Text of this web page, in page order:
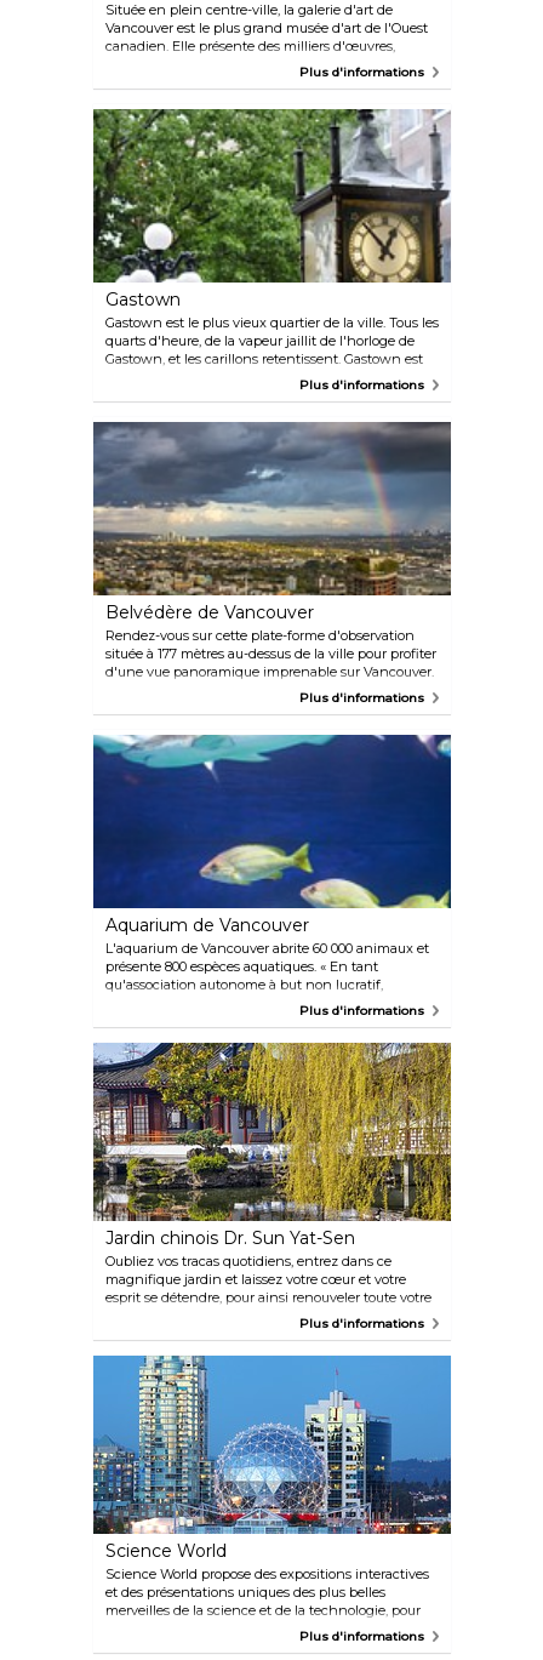
Située en plein centre-ville, la galerie d'art de
Vancouver est le plus grand musée d'art de l'Ouest
canadien. Elle présente des milliers d'œuvres,
provenant à la fois de grands noms de l'histoire et
expositions, tandis que le Gallery Store propose de
merveilleux souvenirs et idées de cadeaux.
Plus d'informations
Gastown
Gastown est le plus vieux quartier de la ville. Tous les
quarts d'heure, de la vapeur jaillit de l'horloge de
Gastown, et les carillons retentissent. Gastown est
un mélange éclectique de boutiques de mode
restaurants et de discothèques. Gastown accueille
également de nombreux événements et festivals
annuels, tels que le Vancouver International Jazz
Festival et la course cycliste internationale du Global
Relay Gastown Grand Prix.
Plus d'informations
Belvédère de Vancouver
Rendez-vous sur cette plate-forme d'observation
située à 177 mètres au-dessus de la ville pour profiter
d'une vue panoramique imprenable sur Vancouver.
Le trajet en ascenseur pour atteindre ces hauteurs
Plus d'informations
Aquarium de Vancouver
L'aquarium de Vancouver abrite 60 000 animaux et
présente 800 espèces aquatiques. « En tant
qu'association autonome à but non lucratif,
l'aquarium se consacre à la conservation de la vie
l'interprétation, de la pédagogie, de la recherche et
de l'action directe. »
Plus d'informations
Jardin chinois Dr. Sun Yat-Sen
Oubliez vos tracas quotidiens, entrez dans ce
magnifique jardin et laissez votre cœur et votre
esprit se détendre, pour ainsi renouveler toute votre
énergie. Voyagez dans le temps : c'est bien la Chine
« fenêtre sur un autre monde », nommée « meilleur
jardin urbain du monde » par National Geographic.
Plus d'informations
Science World
Science World propose des expositions interactives
et des présentations uniques des plus belles
merveilles de la science et de la technologie, pour
tous les âges. L'amour du savoir est tout ce qui
Plus d'informations